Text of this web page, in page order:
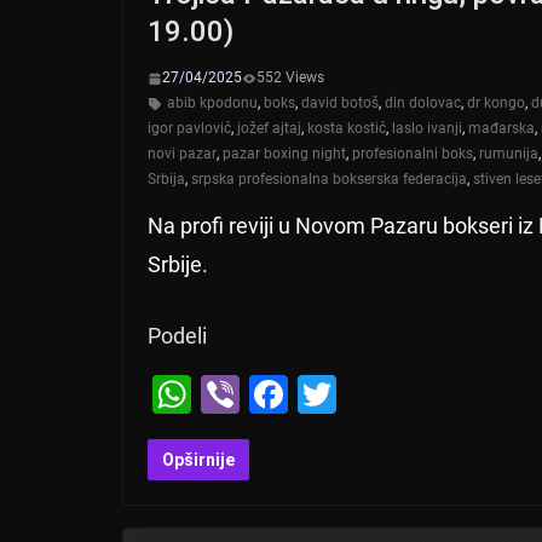
19.00)
27/04/2025
552 Views
abib kpodonu, boks, david botoš, din dolovac, dr kongo,
igor pavlović, jožef ajtaj, kosta kostić, laslo ivanji, mađarska,
novi pazar, pazar boxing night, profesionalni boks, rumunija,
Srbija, srpska profesionalna bokserska federacija, stiven
Na profi reviji u Novom Pazaru bokseri
Srbije.
Podeli
W
h
at
Vi
b
er
F
Opširnije